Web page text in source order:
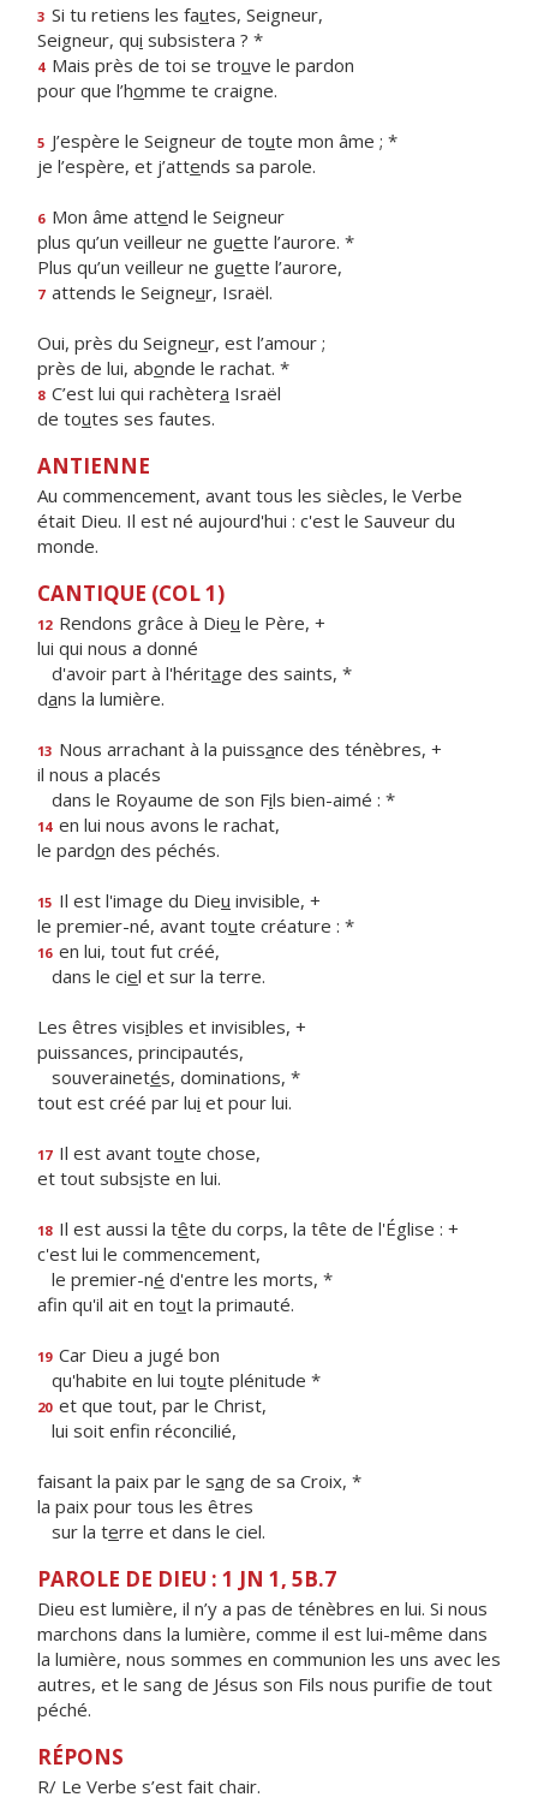
3 Si tu retiens les fautes, Seigneur,
Seigneur, qui subsistera ? *
4 Mais près de toi se trouve le pardon
pour que l’homme te craigne.
5 J’espère le Seigneur de toute mon âme ; *
je l’espère, et j’attends sa parole.
6 Mon âme attend le Seigneur
plus qu’un veilleur ne guette l’aurore. *
Plus qu’un veilleur ne guette l’aurore,
7 attends le Seigneur, Israël.
Oui, près du Seigneur, est l’amour ;
près de lui, abonde le rachat. *
8 C’est lui qui rachètera Israël
de toutes ses fautes.
ANTIENNE
Au commencement, avant tous les siècles, le Verbe
était Dieu. Il est né aujourd'hui : c'est le Sauveur du
monde.
CANTIQUE (COL 1)
12 Rendons grâce à Dieu le Père, +
lui qui nous a donné
d'avoir part à l'héritage des saints, *
dans la lumière.
13 Nous arrachant à la puissance des ténèbres, +
il nous a placés
dans le Royaume de son Fils bien-aimé : *
14 en lui nous avons le rachat,
le pardon des péchés.
15 Il est l'image du Dieu invisible, +
le premier-né, avant toute créature : *
16 en lui, tout fut créé,
dans le ciel et sur la terre.
Les êtres visibles et invisibles, +
puissances, principautés,
souverainetés, dominations, *
tout est créé par lui et pour lui.
17 Il est avant toute chose,
et tout subsiste en lui.
18 Il est aussi la tête du corps, la tête de l'Église : +
c'est lui le commencement,
le premier-né d'entre les morts, *
afin qu'il ait en tout la primauté.
19 Car Dieu a jugé bon
qu'habite en lui toute plénitude *
20 et que tout, par le Christ,
lui soit enfn réconcilié,
faisant la paix par le sang de sa Croix, *
la paix pour tous les êtres
sur la terre et dans le ciel.
PAROLE DE DIEU : 1 JN 1, 5B.7
Dieu est lumière, il n’y a pas de ténèbres en lui. Si nous
marchons dans la lumière, comme il est lui-même dans
la lumière, nous sommes en communion les uns avec les
autres, et le sang de Jésus son Fils nous purifie de tout
péché.
RÉPONS
R/ Le Verbe s’est fait chair.